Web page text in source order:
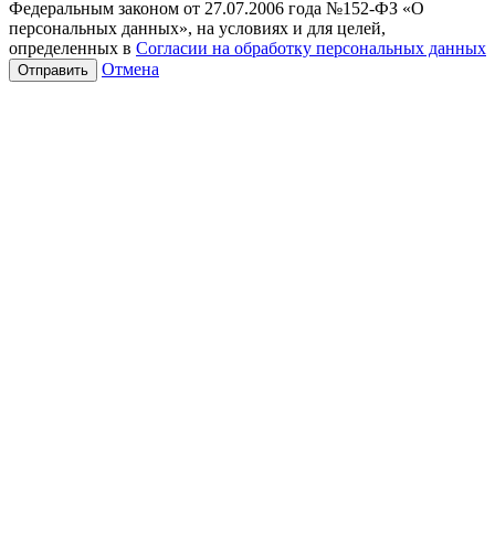
Федеральным законом от 27.07.2006 года №152-ФЗ «О
персональных данных», на условиях и для целей,
определенных в Согласии на обработку персональных данных
Отмена